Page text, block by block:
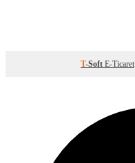
T-Soft E-Ticaret